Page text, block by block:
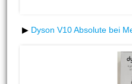
▶ Dyson V10 Absolute bei